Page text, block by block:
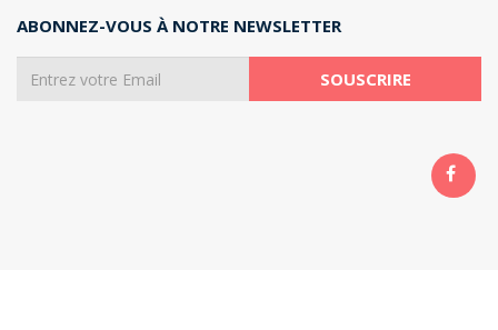
ABONNEZ-VOUS À NOTRE NEWSLETTER